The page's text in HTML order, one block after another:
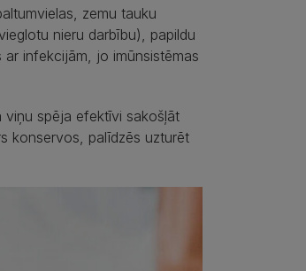
zemu tauku
nieru darbību), papildu
infekcijām, jo imūnsistēmas
viņu spēja efektīvi sakošļāt
konservos, palīdzēs uzturēt